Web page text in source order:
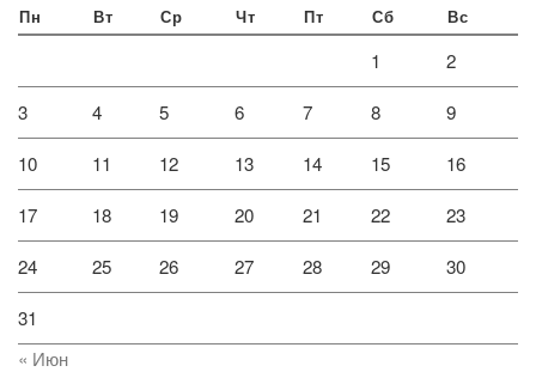
Пн Вт Ср Чт Пт Сб Вс
1 2
3 4 5 6 7 8 9
10 11 12 13 14 15 16
17 18 19 20 21 22 23
24 25 26 27 28 29 30
31
« Июн